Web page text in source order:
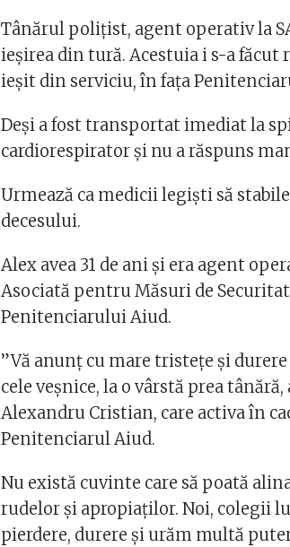
Tânărul polițist, agent operativ la
ieșirea din tură. Acestuia i s-a
ieșit din serviciu, în fața
Deși a fost transportat imediat la
cardiorespirator și nu a răspuns
Urmează ca medicii legiști să
decesului.
Alex avea 31 de ani și era agent
Asociată pentru Măsuri de
Penitenciarului Aiud.
”Vă anunț cu mare tristeţe şi
cele veșnice, la o vârstă prea
Alexandru Cristian, care activa în
Penitenciarul Aiud.
Nu există cuvinte care să poată
rudelor și apropiaților. Noi, colegii
pierdere, durere și urăm multă